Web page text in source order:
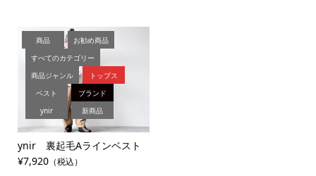
商品
お勧め商品
すべてのカテゴリー
商品ジャンル
トップス
ベスト
ブランド
ynir
新商品
ynir 裏起毛Aラインベスト
¥7,920（税込）